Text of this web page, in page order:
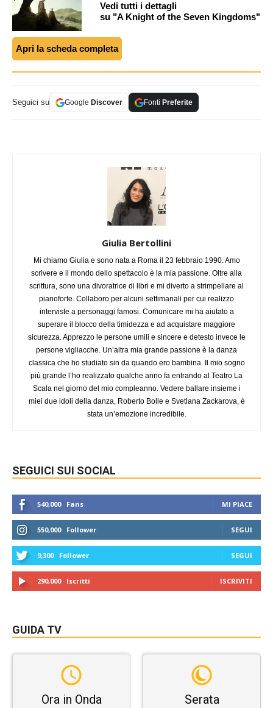
Vedi tutti i dettagli
su "A Knight of the Seven Kingdoms"
Apri la scheda completa
Seguici su Google Discover Fonti Preferite
Giulia Bertollini
Mi chiamo Giulia e sono nata a Roma il 23 febbraio 1990. Amo
scrivere e il mondo dello spettacolo è la mia passione. Oltre alla
scrittura, sono una divoratrice di libri e mi diverto a strimpellare al
pianoforte. Collaboro per alcuni settimanali per cui realizzo
interviste a personaggi famosi. Comunicare mi ha aiutato a
superare il blocco della timidezza e ad acquistare maggiore
sicurezza. Apprezzo le persone umili e sincere e detesto invece le
persone vigliacche. Un’altra mia grande passione è la danza
classica che ho studiato sin da quando ero bambina. Il mio sogno
più grande l’ho realizzato qualche anno fa entrando al Teatro La
Scala nel giorno del mio compleanno. Vedere ballare insieme i
miei due idoli della danza, Roberto Bolle e Svetlana Zackarova, è
stata un’emozione incredibile.
SEGUICI SUI SOCIAL
540,000 Fans MI PIACE
550,000 Follower SEGUI
9,300 Follower SEGUI
290,000 Iscritti ISCRIVITI
GUIDA TV
Ora in Onda Serata